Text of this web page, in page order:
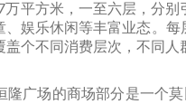
平方米，一至六层，分别
、娱乐休闲等丰富业态。
个不同消费层次，不同人
隆广场的商场部分是一个